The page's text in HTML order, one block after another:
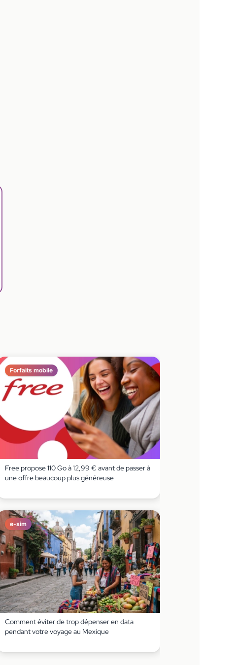
Forfaits mobile
Free propose 110 Go à 12,99 € avant de passer à
une offre beaucoup plus généreuse
e-sim
Comment éviter de trop dépenser en data
pendant votre voyage au Mexique